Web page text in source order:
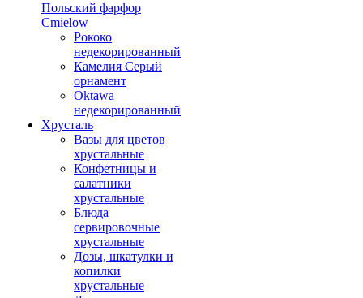
Польский фарфор
Сmielow
Рококо
недекорированный
Камелия Серый
орнамент
Oktawa
недекорированный
Хрусталь
Вазы для цветов
хрустальные
Конфетницы и
салатники
хрустальные
Блюда
сервировочные
хрустальные
Дозы, шкатулки и
копилки
хрустальные